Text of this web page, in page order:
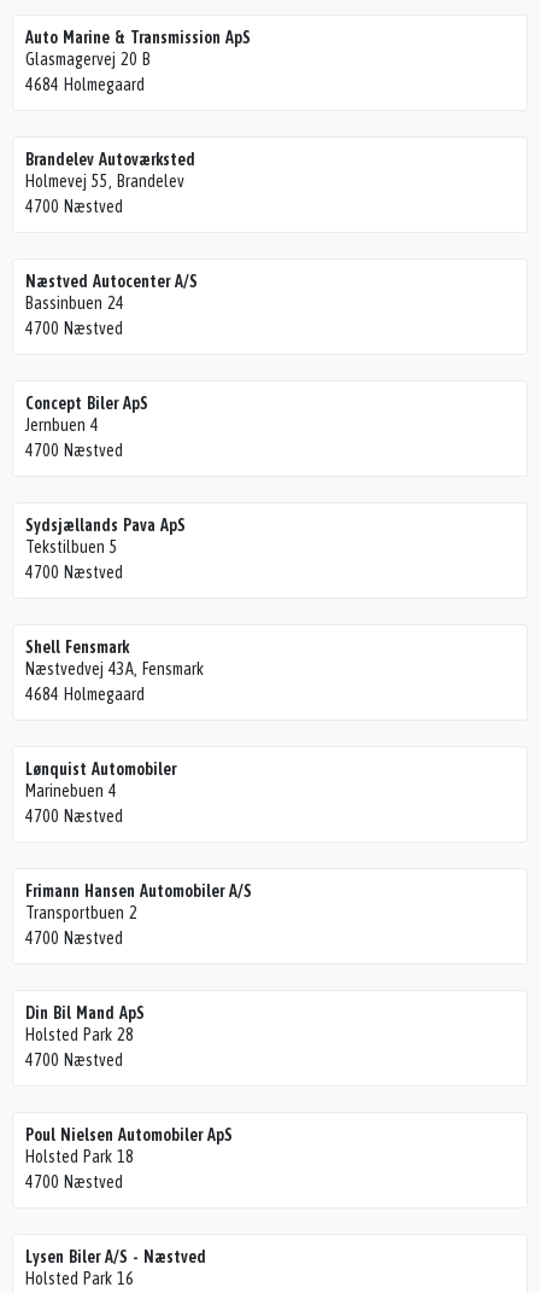
Auto Marine & Transmission ApS
Glasmagervej 20 B
4684 Holmegaard
Brandelev Autoværksted
Holmevej 55, Brandelev
4700 Næstved
Næstved Autocenter A/S
Bassinbuen 24
4700 Næstved
Concept Biler ApS
Jernbuen 4
4700 Næstved
Sydsjællands Pava ApS
Tekstilbuen 5
4700 Næstved
Shell Fensmark
Næstvedvej 43A, Fensmark
4684 Holmegaard
Lønquist Automobiler
Marinebuen 4
4700 Næstved
Frimann Hansen Automobiler A/S
Transportbuen 2
4700 Næstved
Din Bil Mand ApS
Holsted Park 28
4700 Næstved
Poul Nielsen Automobiler ApS
Holsted Park 18
4700 Næstved
Lysen Biler A/S - Næstved
Holsted Park 16